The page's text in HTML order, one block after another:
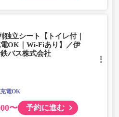
独立シート【トイレ付｜
OK｜Wi-Fiあり】／伊
バス株式会社
充電OK
〜 予約に進む